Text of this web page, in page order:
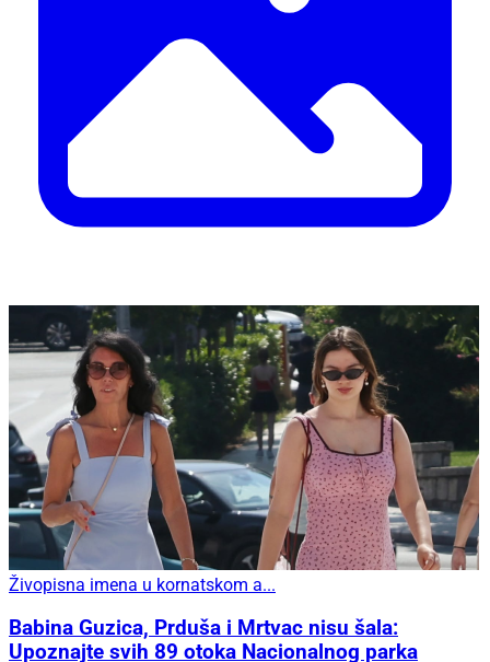
Živopisna imena u kornatskom a...
Babina Guzica, Prduša i Mrtvac nisu šala:
Upoznajte svih 89 otoka Nacionalnog parka